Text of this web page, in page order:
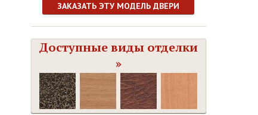
ЗАКАЗАТЬ ЭТУ МОДЕЛЬ ДВЕРИ
Доступные виды отделки
»